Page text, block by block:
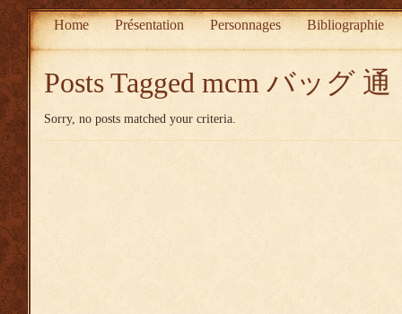
Home Présentation Personnages Bibliographie
Posts Tagged mcm バッグ 通
Sorry, no posts matched your criteria.